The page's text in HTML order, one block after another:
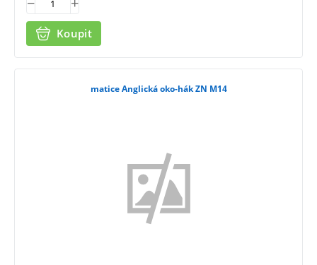
Koupit
matice Anglická oko-hák ZN M14